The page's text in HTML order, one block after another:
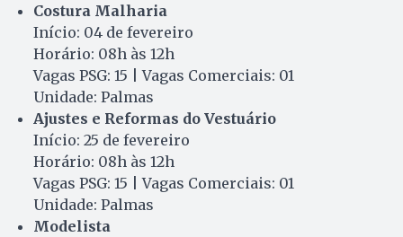
Costura Malharia
Início: 04 de fevereiro
Horário: 08h às 12h
Vagas PSG: 15 | Vagas Comerciais: 01
Unidade: Palmas
Ajustes e Reformas do Vestuário
Início: 25 de fevereiro
Horário: 08h às 12h
Vagas PSG: 15 | Vagas Comerciais: 01
Unidade: Palmas
Modelista